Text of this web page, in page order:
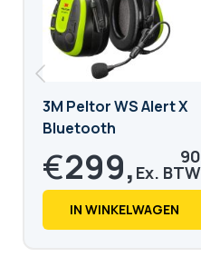
3M Peltor WS Alert X
Bluetooth
€299, 90
€ 362,
IN WINKELWAGEN